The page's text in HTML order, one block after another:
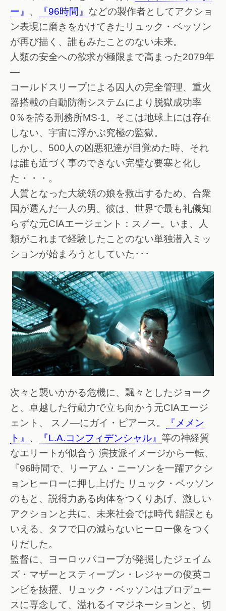
ー』 、 『96時間』 などの製作者としてアクショ
ン表現に磨きをかけてきたリュック・ベッソン
が再び描く、誰もみたことのない未来。
人類の安全への欲求が極限まで高まった2079年
―
コールドスリープによる囚人の完全管理、重火
器搭載の自動防衛システムにより脱獄成功率
0％を誇る刑務所MS-1。そこは地球上には存在
しない、宇宙に浮かぶ究極の監獄。
しかし、500人の凶悪犯達が目覚めた時、それ
は誰も近づく事のできない完璧な要塞と化し
た・・・。
人質となった大統領の娘を救出するため、合衆
国が選んだ一人の男。彼は、世界で最も礼儀知
らずな元CIAエージェント：スノー。いま、人
類がこれまで経験したことのない単独潜入ミッ
ションが始まろうとしていた･･･
次々と襲いかかる危機に、飄々としたジョーク
と、卓越した行動力で立ち向かう元CIAエージ
ェント、 スノ―にガイ・ピアース。
『メメン
ト』 、 『L.A.コンフィデンシャル』 等の神経質
なエリートが似合う 演技派イメージから一転、
『96時間で、リーアム・ニーソンを一躍アクシ
ョンヒーローに押し上げた リュック・ベッソン
のもと、説得力ある肉体をつくりあげ、激しい
アクションと共に、未来社会では時代 錯誤とも
いえる、タフで口の減らないヒーロー像をつく
りだした。
監督に、ヨーロッパコープが発掘したジェイム
ズ・マザーとスティーブン・レジャーの俊英コ
ンビを抜擢、リュック・ベッソンはプロデュー
スに専念して、溢れるイマジネーションと、切